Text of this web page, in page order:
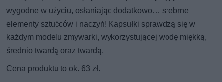
wygodne w użyciu, osłaniając dodatkowo… srebrne
elementy sztućców i naczyń! Kapsułki sprawdzą się w
każdym modelu zmywarki, wykorzystującej wodę miękką,
średnio twardą oraz twardą.
Cena produktu to ok. 63 zł.